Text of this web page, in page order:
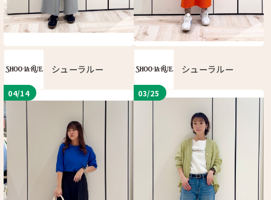
シューラルー シューラルー
04/14 03/25